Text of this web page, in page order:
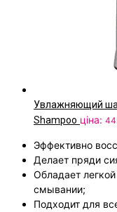
Увлажняющий
Shampoo ціна:
Эффективно
Делает пряди
Обладает
смывании;
Подходит для